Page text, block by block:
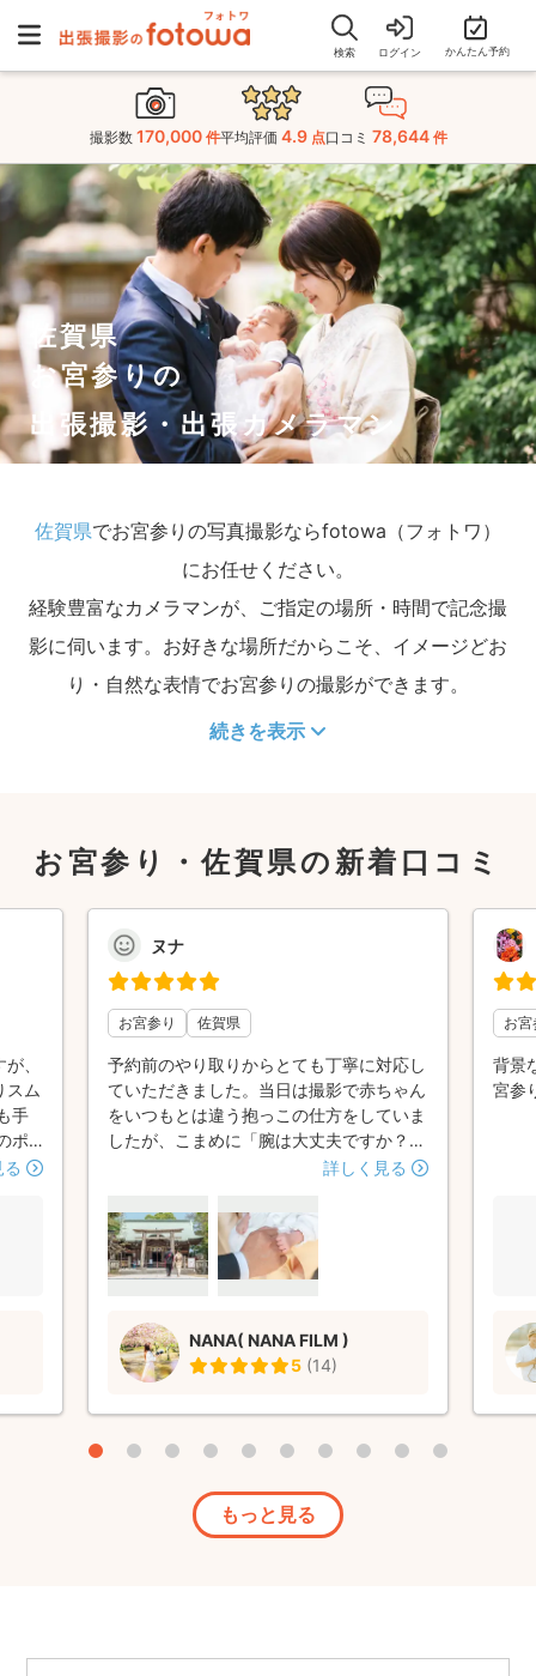
検索 ログイン かんたん予約
撮影数 170,000 件平均評価 4.9 点口コミ 78,644 件
佐賀県
お宮参りの
出張撮影・出張カメラマン
佐賀県でお宮参りの写真撮影ならfotowa（フォトワ）
にお任せください。
経験豊富なカメラマンが、ご指定の場所・時間で記念撮
影に伺います。お好きな場所だからこそ、イメージどお
り・自然な表情でお宮参りの撮影ができます。
続きを表示
お宮参り・佐賀県の新着口コミ
、
スム
手
ポ
ヌナ
お宮参り 佐賀県
予約前のやり取りからとても丁寧に対応し
ていただきました。当日は撮影で赤ちゃん
をいつもとは違う抱っこの仕方をしていま
したが、こまめに「腕は大丈夫ですか？」
と気配りをしていただきとても嬉しかった
いただいたり、私たち夫婦の緊張がほぐれ
るような関わり方で、とても楽しく撮影を
させていただきました📷 指定した時間ギ
成長を撮影していただきたいと思える方で
した！ 素敵な時間をありがとございまし
詳しく見る
NANA( NANA FILM )
5 (14)
お
背景
宮参
もっと見る